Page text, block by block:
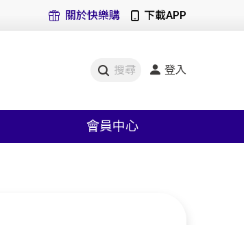
關於快樂購 下載APP
搜尋 登入
會員中心